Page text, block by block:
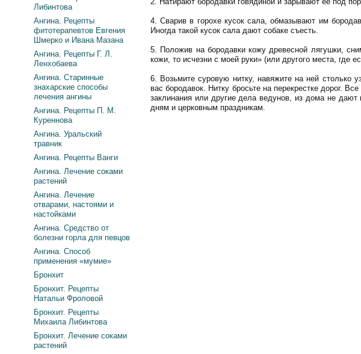
4. Сварив в горохе кусок сала, обмазывают им
Иногда такой кусок сала дают собаке съесть.
5. Положив на бородавки кожу древесной лягушки,
кожи, то исчезни с моей руки» (или другого места, где
6. Возьмите суровую нитку, навяжите на ней столько
вас бородавок. Нитку бросьте на перекрестке дорог.
заклинания или другие дела ведунов, из дома не
дням и церковным праздникам.
Либинтова
Ангина. Рецепты
фитотерапевтов Евгения
Шмерко и Ивана Мазана
Ангина. Рецепты Г. Л.
Ленхобаева
Ангина. Старинные
знахарские способы
лечения ангины
Ангина. Рецепты П. М.
Куреннова
Ангина. Уральский
травник
Ангина. Рецепты Ванги
Ангина. Лечение соками
растений
Ангина. Лечение
отварами, настоями и
настойками
Ангина. Средство от
болезни горла для певцов
Ангина. Способ
применения «мумие»
Бронхит
Бронхит. Рецепты
Натальи Фроловой
Бронхит. Рецепты
Михаила Либинтова
Бронхит. Лечение соками
растений